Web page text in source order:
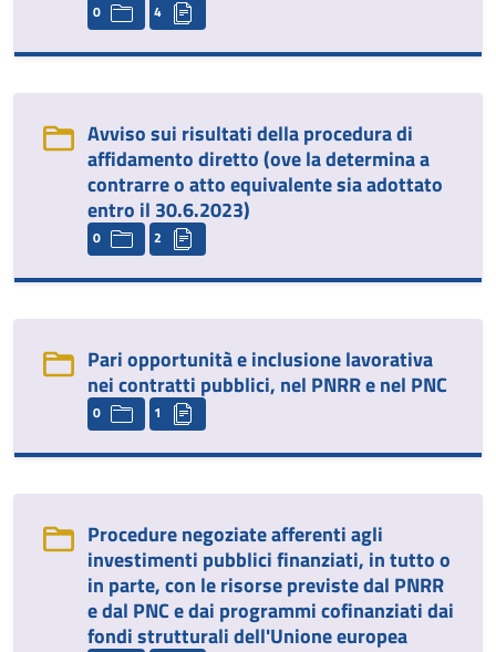
0 4
Avviso sui risultati della procedura di
affidamento diretto (ove la determina a
contrarre o atto equivalente sia adottato
entro il 30.6.2023)
0 2
Pari opportunità e inclusione lavorativa
nei contratti pubblici, nel PNRR e nel PNC
0 1
Procedure negoziate afferenti agli
investimenti pubblici finanziati, in tutto o
in parte, con le risorse previste dal PNRR
e dal PNC e dai programmi cofinanziati dai
fondi strutturali dell'Unione europea